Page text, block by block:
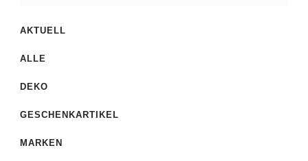
AKTUELL
ALLE
DEKO
GESCHENKARTIKEL
MARKEN